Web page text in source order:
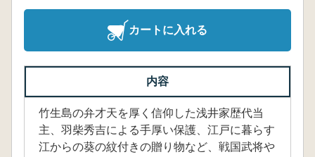
カートに入れる
内容
竹生島の弁才天を厚く信仰した浅井家歴代当
主、羽柴秀吉による手厚い保護、江戸に暮らす
江からの葵の紋付きの贈り物など、戦国武将や